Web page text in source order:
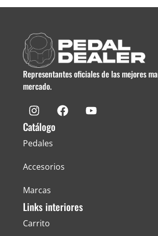
Representantes oficiales de las mejores
mercado.
Catálogo
Pedales
Accesorios
Marcas
Links interiores
Carrito